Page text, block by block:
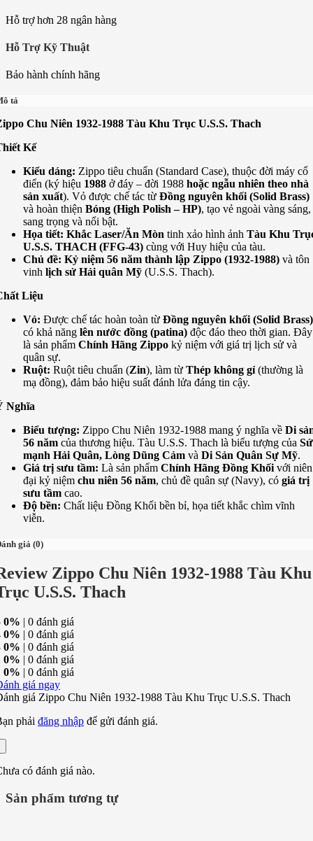
Hỗ trợ hơn 28 ngân hàng
Hỗ Trợ Kỹ Thuật
Bảo hành chính hãng
tả
Chu Niên 1932-1988 Tàu Khu Trục U.S.S. Thach
Kế
Kiểu dáng: Zippo tiêu chuẩn (Standard Case), thuộc đời máy cổ
điển (ký hiệu 1988 ở đáy – đời 1988 hoặc ngẫu nhiên theo nhà
sản xuất). Vỏ được chế tác từ Đồng nguyên khối (Solid Brass)
và hoàn thiện Bóng (High Polish – HP), tạo vẻ ngoài vàng sáng,
sang trọng và nổi bật.
Họa tiết: Khắc Laser/Ăn Mòn tinh xảo hình ảnh Tàu Khu
U.S.S. THACH (FFG-43) cùng với Huy hiệu của tàu.
Chủ đề: Kỷ niệm 56 năm thành lập Zippo (1932-1988) và tôn
vinh lịch sử Hải quân Mỹ (U.S.S. Thach).
Liệu
Vỏ: Được chế tác hoàn toàn từ Đồng nguyên khối (Solid Brass)
có khả năng lên nước đồng (patina) độc đáo theo thời gian. Đây
là sản phẩm Chính Hãng Zippo kỷ niệm với giá trị lịch sử và
quân sự.
Ruột: Ruột tiêu chuẩn (Zin), làm từ Thép không gỉ (thường là
mạ đồng), đảm bảo hiệu suất đánh lửa đáng tin cậy.
Nghĩa
Biểu tượng: Zippo Chu Niên 1932-1988 mang ý nghĩa về Di
56 năm của thương hiệu. Tàu U.S.S. Thach là biểu tượng của
mạnh Hải Quân, Lòng Dũng Cảm và Di Sản Quân Sự Mỹ.
Giá trị sưu tầm: Là sản phẩm Chính Hãng Đồng Khối với niên
đại kỷ niệm chu niên 56 năm, chủ đề quân sự (Navy), có giá trị
sưu tầm cao.
Độ bền: Chất liệu Đồng Khối bền bỉ, họa tiết khắc chìm vĩnh
viễn.
giá (0)
Zippo Chu Niên 1932-1988 Tàu Khu
U.S.S. Thach
0% | 0 đánh giá
0% | 0 đánh giá
0% | 0 đánh giá
0% | 0 đánh giá
0% | 0 đánh giá
giá ngay
giá Zippo Chu Niên 1932-1988 Tàu Khu Trục U.S.S. Thach
phải đăng nhập để gửi đánh giá.
có đánh giá nào.
Sản phẩm tương tự